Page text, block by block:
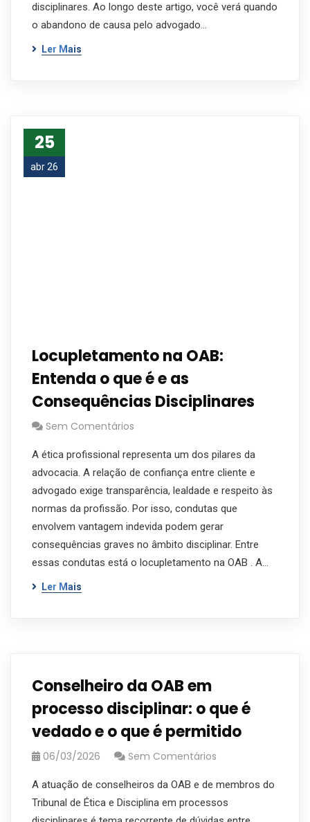
disciplinares. Ao longo deste artigo, você verá quando
o abandono de causa pelo advogado…
Ler Mais
25
abr 26
Locupletamento na OAB:
Entenda o que é e as
Consequências Disciplinares
Sem Comentários
A ética profissional representa um dos pilares da
advocacia. A relação de confiança entre cliente e
advogado exige transparência, lealdade e respeito às
normas da profissão. Por isso, condutas que
envolvem vantagem indevida podem gerar
consequências graves no âmbito disciplinar. Entre
essas condutas está o locupletamento na OAB . A…
Ler Mais
Conselheiro da OAB em
processo disciplinar: o que é
vedado e o que é permitido
06/03/2026 Sem Comentários
A atuação de conselheiros da OAB e de membros do
Tribunal de Ética e Disciplina em processos